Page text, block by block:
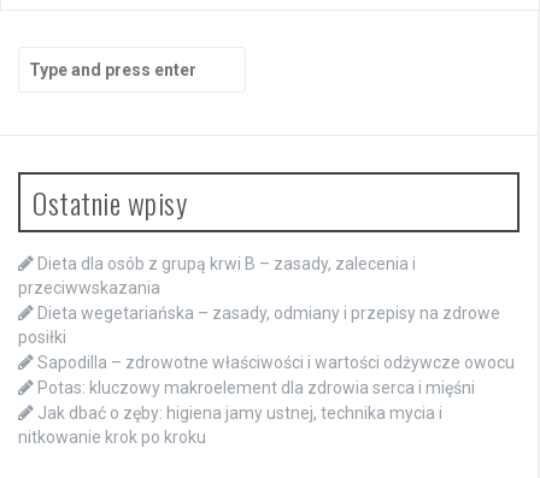
for:
Ostatnie wpisy
Dieta dla osób z grupą krwi B – zasady, zalecenia i
przeciwwskazania
Dieta wegetariańska – zasady, odmiany i przepisy na zdrowe
posiłki
Sapodilla – zdrowotne właściwości i wartości odżywcze owocu
Potas: kluczowy makroelement dla zdrowia serca i mięśni
Jak dbać o zęby: higiena jamy ustnej, technika mycia i
nitkowanie krok po kroku